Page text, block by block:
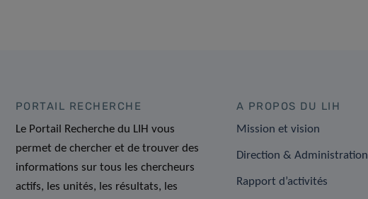
PORTAIL RECHERCHE
Le Portail Recherche du LIH vous
permet de chercher et de trouver des
informations sur tous les chercheurs
actifs, les unités, les résultats, les
A PROPOS DU LIH
Mission et vision
Direction & Administration
Rapport d’activités